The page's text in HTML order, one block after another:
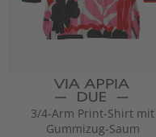
3/4-Arm Print-Shirt mit
Gummizug-Saum